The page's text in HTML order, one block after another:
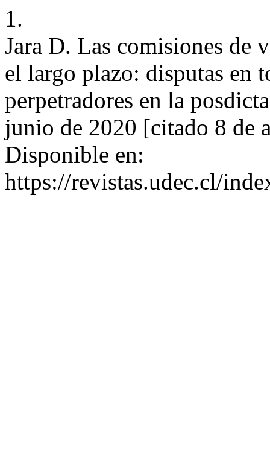
1.
Jara D. Las comisiones de
el largo plazo: disputas en
perpetradores en la
junio de 2020 [citado 8 de
Disponible en:
https://revistas.udec.cl/